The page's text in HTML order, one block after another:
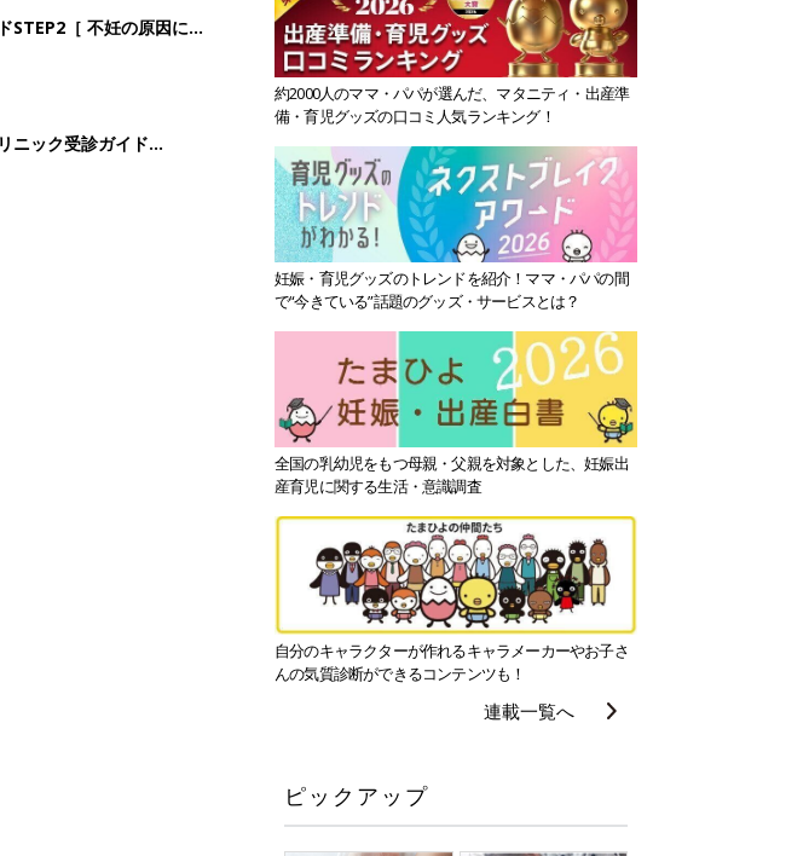
STEP2［ 不妊の原因につ
ニック受診ガイド
約2000人のママ・パパが選んだ、マタニティ・出産準
備・育児グッズの口コミ人気ランキング！
妊娠・育児グッズのトレンドを紹介！ママ・パパの間
で“今きている”話題のグッズ・サービスとは？
全国の乳幼児をもつ母親・父親を対象とした、妊娠出
産育児に関する生活・意識調査
自分のキャラクターが作れるキャラメーカーやお子さ
んの気質診断ができるコンテンツも！
連載一覧へ
ピックアップ